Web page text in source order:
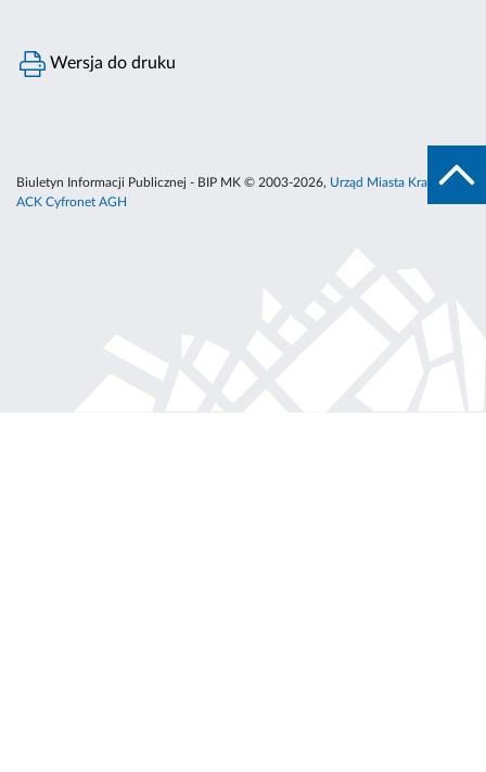
Wersja do druku
Biuletyn Informacji Publicznej - BIP MK © 2003-2026, Urząd Miasta Krakowa
ACK Cyfronet AGH